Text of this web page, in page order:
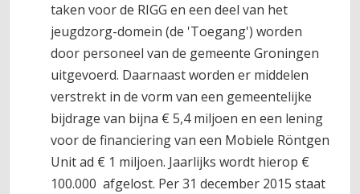
taken voor de RIGG en een deel van het
jeugdzorg-domein (de 'Toegang') worden
door personeel van de gemeente Groningen
uitgevoerd. Daarnaast worden er middelen
verstrekt in de vorm van een gemeentelijke
bijdrage van bijna € 5,4 miljoen en een lening
voor de financiering van een Mobiele Röntgen
Unit ad € 1 miljoen. Jaarlijks wordt hierop €
100.000 afgelost. Per 31 december 2015 staat